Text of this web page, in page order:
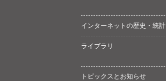
インターネットの歴史・統計
ライブラリ
トピックスとお知らせ